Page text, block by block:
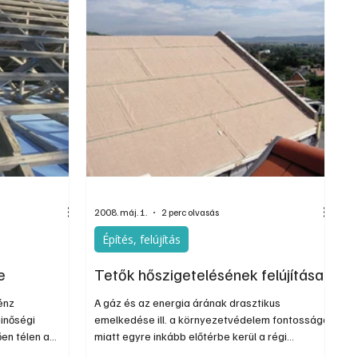
télen a
Tetők hőszigetelésének felújítása
A gáz és az energia árának drasztikus
emelkedése ill. a környezetvédelem fontossága
miatt egyre inkább előtérbe kerül a régi
Építés, felújítás
2008. máj. 1. 2 perc olvasás